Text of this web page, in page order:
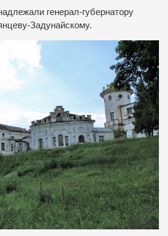
генерал-губернатору
Задунайскому.